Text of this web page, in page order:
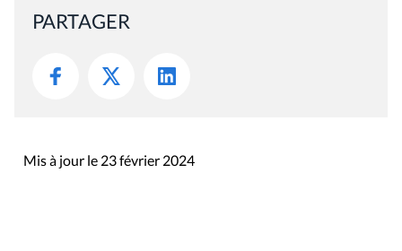
PARTAGER
Mis à jour le 23 février 2024